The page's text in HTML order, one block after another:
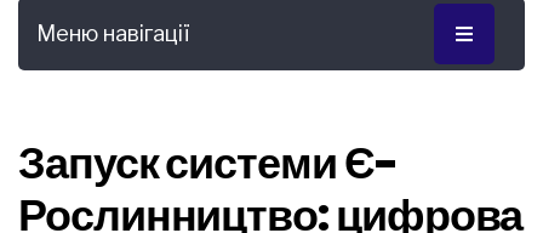
Меню навігації
Запуск системи Є-
Рослинництво: цифрова